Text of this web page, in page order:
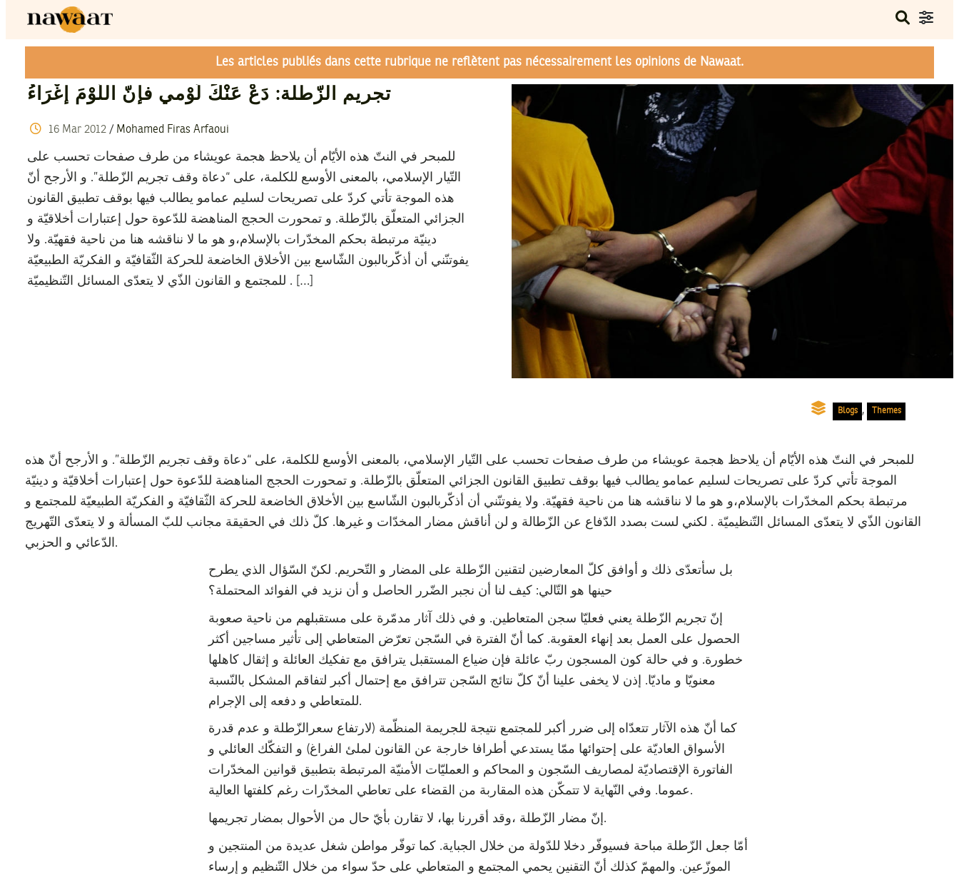
Les articles publiés dans cette rubrique ne reflètent pas nécessairement les opinions de Nawaat.
تجريم الزّطلة: دَعْ عَنْكَ لَوْمي فإنّ اللّوْمَ إغْرَاءُ
16 Mar 2012/ Mohamed Firas Arfaoui
للمبحر في النتّ هذه الأيّام أن يلاحظ هجمة عويشاء من طرف صفحات تحسب على
التّيار الإسلامي، بالمعنى الأوسع للكلمة، على “دعاة وقف تجريم الزّطلة”. و الأرجح أنّ
هذه الموجة تأتي كردّ على تصريحات لسليم عمامو يطالب فيها بوقف تطبيق القانون
الجزائي المتعلّق بالزّطلة. و تمحورت الحجج المناهضة للدّعوة حول إعتبارات أخلاقيّة و
دينيّة مرتبطة بحكم المخدّرات بالإسلام،و هو ما لا نناقشه هنا من ناحية فقهيّة. ولا
يفوتنّني أن أذكّربالبون الشّاسع بين الأخلاق الخاضعة للحركة الثّقافيّة و الفكريّة الطبيعيّة
للمجتمع و القانون الذّي لا يتعدّى المسائل التّنظيميّة . […]
Blogs , Themes
للمبحر في النتّ هذه الأيّام أن يلاحظ هجمة عويشاء من طرف صفحات تحسب على التّيار الإسلامي، بالمعنى الأوسع للكلمة، على “دعاة وقف تجريم الزّطلة”. و الأرجح أنّ هذه
الموجة تأتي كردّ على تصريحات لسليم عمامو يطالب فيها بوقف تطبيق القانون الجزائي المتعلّق بالزّطلة. و تمحورت الحجج المناهضة للدّعوة حول إعتبارات أخلاقيّة و دينيّة
مرتبطة بحكم المخدّرات بالإسلام،و هو ما لا نناقشه هنا من ناحية فقهيّة. ولا يفوتنّني أن أذكّربالبون الشّاسع بين الأخلاق الخاضعة للحركة الثّقافيّة و الفكريّة الطبيعيّة للمجتمع و
القانون الذّي لا يتعدّى المسائل التّنظيميّة . لكني لست بصدد الدّفاع عن الزّطالة و لن أناقش مضار المخدّات و غيرها. كلّ ذلك في الحقيقة مجانب للبّ المسألة و لا يتعدّى التّهريج
الدّعائي و الحزبي.
بل سأتعدّى ذلك و أوافق كلّ المعارضين لتقنين الزّطلة على المضار و التّحريم. لكنّ السّؤال الذي يطرح
حينها هو التّالي: كيف لنا أن نجبر الضّرر الحاصل و أن نزيد في الفوائد المحتملة؟
إنّ تجريم الزّطلة يعني فعليّا سجن المتعاطين. و في ذلك آثار مدمّرة على مستقبلهم من ناحية صعوبة
الحصول على العمل بعد إنهاء العقوبة. كما أنّ الفترة في السّجن تعرّض المتعاطي إلى تأثير مساجين أكثر
خطورة. و في حالة كون المسجون ربّ عائلة فإن ضياع المستقبل يترافق مع تفكيك العائلة و إثقال كاهلها
معنويّا و ماديّا. إذن لا يخفى علينا أنّ كلّ نتائج السّجن تترافق مع إحتمال أكبر لتفاقم المشكل بالنّسبة
للمتعاطي و دفعه إلى الإجرام.
كما أنّ هذه الآثار تتعدّاه إلى ضرر أكبر للمجتمع نتيجة للجريمة المنظّمة (لارتفاع سعرالزّطلة و عدم قدرة
الأسواق العاديّة على إحتوائها ممّا يستدعي أطرافا خارجة عن القانون لملئ الفراغ) و التفكّك العائلي و
الفاتورة الإقتصاديّة لمصاريف السّجون و المحاكم و العمليّات الأمنيّة المرتبطة بتطبيق قوانين المخدّرات
عموما. وفي النّهاية لا تتمكّن هذه المقاربة من القضاء على تعاطي المخدّرات رغم كلفتها العالية.
إنّ مضار الزّطلة ،وقد أقررنا بها، لا تقارن بأيّ حال من الأحوال بمضار تجريمها.
أمّا جعل الزّطلة مباحة فسيوفّر دخلا للدّولة من خلال الجباية. كما توفّر مواطن شغل عديدة من المنتجين و
الموزّعين. والمهمّ كذلك أنّ التقنين يحمي المجتمع و المتعاطي على حدّ سواء من خلال التّنظيم و إرساء